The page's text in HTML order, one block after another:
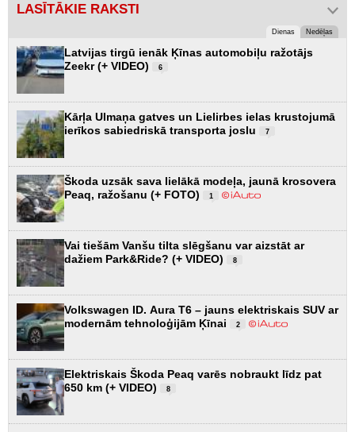
LASĪTĀKIE RAKSTI
Dienas Nedēļas
Latvijas tirgū ienāk Ķīnas automobiļu ražotājs
Zeekr (+ VIDEO)
6
Kārļa Ulmaņa gatves un Lielirbes ielas krustojumā
ierīkos sabiedriskā transporta joslu
7
Škoda uzsāk sava lielākā modeļa, jaunā krosovera
Peaq, ražošanu (+ FOTO)
1
Vai tiešām Vanšu tilta slēgšanu var aizstāt ar
dažiem Park&Ride? (+ VIDEO)
8
Volkswagen ID. Aura T6 – jauns elektriskais SUV ar
modernām tehnoloģijām Ķīnai
2
Elektriskais Škoda Peaq varēs nobraukt līdz pat
650 km (+ VIDEO)
8